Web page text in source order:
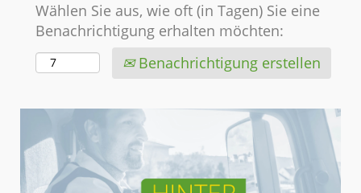
Wählen Sie aus, wie oft (in Tagen) Sie eine
Benachrichtigung erhalten möchten:
Benachrichtigung erstellen